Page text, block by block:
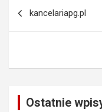
kancelariapg.pl
Ostatnie